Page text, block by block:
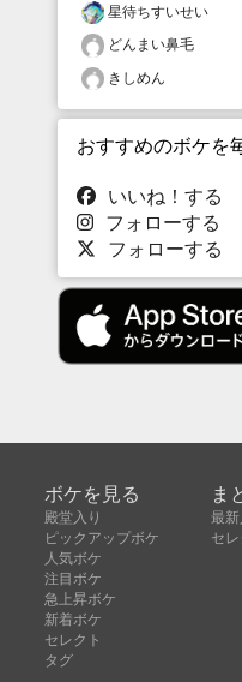
星待ちすいせい
どんまい鼻毛
きしめん
おすすめのボケを
いいね！する
フォローする
フォローする
ボケを見る
殿堂入り
ピックアップボケ
人気ボケ
注目ボケ
急上昇ボケ
新着ボケ
セレクト
タグ
ま
最
セ